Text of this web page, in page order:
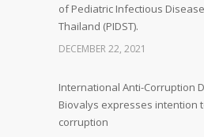
of Pediatric Infectious
Thailand (PIDST).
DECEMBER 22, 2021
International Anti-Corruption
Biovalys expresses intention
corruption